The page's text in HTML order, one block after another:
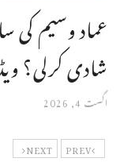
عماد وسیم کی
شادی کرلی؟
اگست 4, 2026
PREV
NEXT